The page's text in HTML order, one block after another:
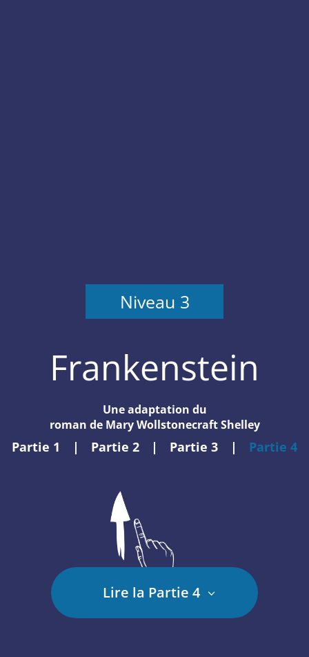
Niveau 3
Frankenstein
Une adaptation du
roman de Mary Wollstonecraft Shelley
Partie 1 | Partie 2 | Partie 3 | Partie 4
Lire la Partie 4